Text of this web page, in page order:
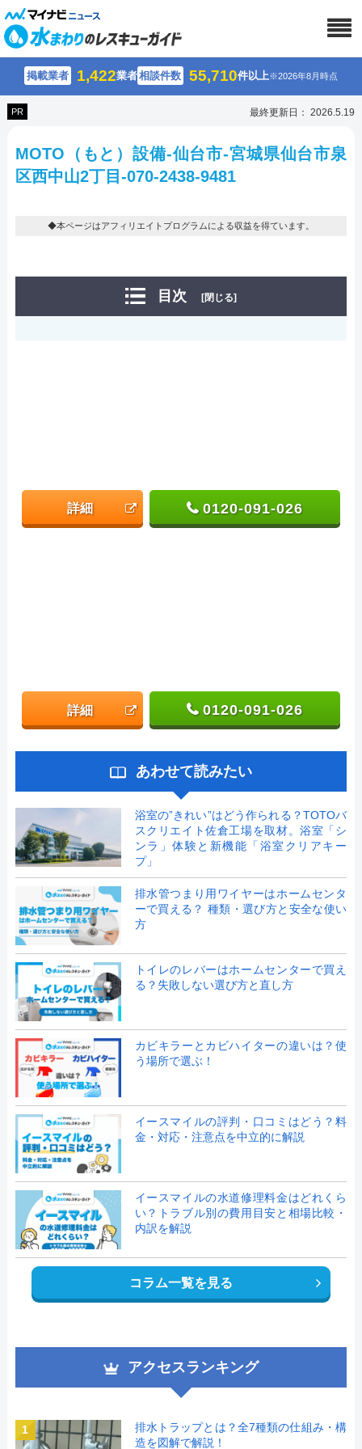
掲載業者 1,422業者相談件数 55,710件以上※2026年8月時点
PR 最終更新日： 2026.5.19
MOTO（もと）設備-仙台市-宮城県仙台市泉
区西中山2丁目-070-2438-9481
◆本ページはアフィリエイトプログラムによる収益を得ています。
目次 [閉じる]
詳細 0120-091-026
詳細 0120-091-026
あわせて読みたい
浴室の”きれい”はどう作られる？TOTOバ
スクリエイト佐倉工場を取材。浴室「シ
ンラ」体験と新機能「浴室クリアキー
プ」
排水管つまり用ワイヤーはホームセンタ
ーで買える？ 種類・選び方と安全な使い
方
トイレのレバーはホームセンターで買え
る？失敗しない選び方と直し方
カビキラーとカビハイターの違いは？使
う場所で選ぶ！
イースマイルの評判・口コミはどう？料
金・対応・注意点を中立的に解説
イースマイルの水道修理料金はどれくら
い？トラブル別の費用目安と相場比較・
内訳を解説
コラム一覧を見る
アクセスランキング
1
排水トラップとは？全7種類の仕組み・構
造を図解で解説！